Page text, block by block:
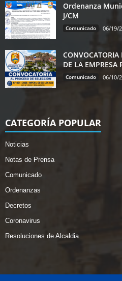
Ordenanza
J/CM
Comunicado 06/19/
CONVOCATORIA
DE LA EMPRESA
Comunicado 06/10/
CATEGORÍA POPULAR
Noticias
Notas de Prensa
Comunicado
Ordenanzas
Decretos
Coronavirus
Resoluciones de Alcaldia